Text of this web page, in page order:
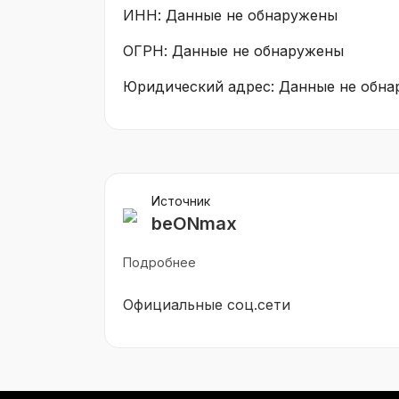
ИНН: Данные не обнаружены
ОГРН: Данные не обнаружены
Юридический адрес: Данные не
Источник
beONmax
Подробнее
Официальные соц.сети